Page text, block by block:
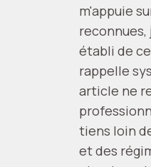
m'appuie
établi de
rappelle
article ne
tiens loin
et des